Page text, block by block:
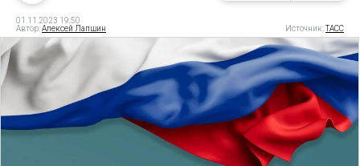
01.11.2023 19:50
Автор:Алексей Лапшин Источник:ТАСС